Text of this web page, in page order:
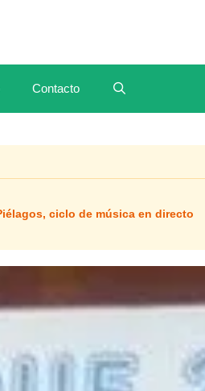
Contacto
ciclo de música en directo